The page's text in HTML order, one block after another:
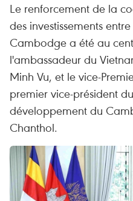
Le renforcement de la
des investissements
Cambodge a été au
l'ambassadeur du
Minh Vu, et le vice-
premier vice-président
développement du
Chanthol.